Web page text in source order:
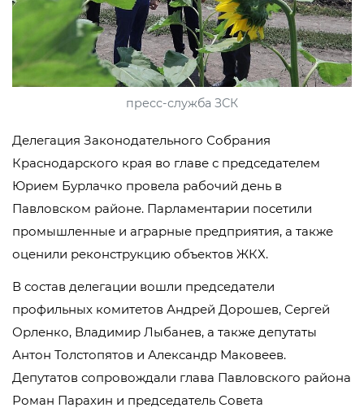
пресс-служба ЗСК
Делегация Законодательного Собрания
Краснодарского края во главе с председателем
Юрием Бурлачко провела рабочий день в
Павловском районе. Парламентарии посетили
промышленные и аграрные предприятия, а также
оценили реконструкцию объектов ЖКХ.
В состав делегации вошли председатели
профильных комитетов Андрей Дорошев, Сергей
Орленко, Владимир Лыбанев, а также депутаты
Антон Толстопятов и Александр Маковеев.
Депутатов сопровождали глава Павловского района
Роман Парахин и председатель Совета